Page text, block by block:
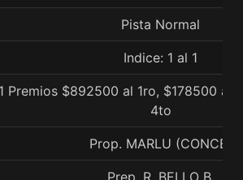
Pista Normal
Indice: 1 al 1
Premios $892500 al 1ro, $178500 al
4to
Prop. MARLU (CONCE)
Prep. R. BELLO B.